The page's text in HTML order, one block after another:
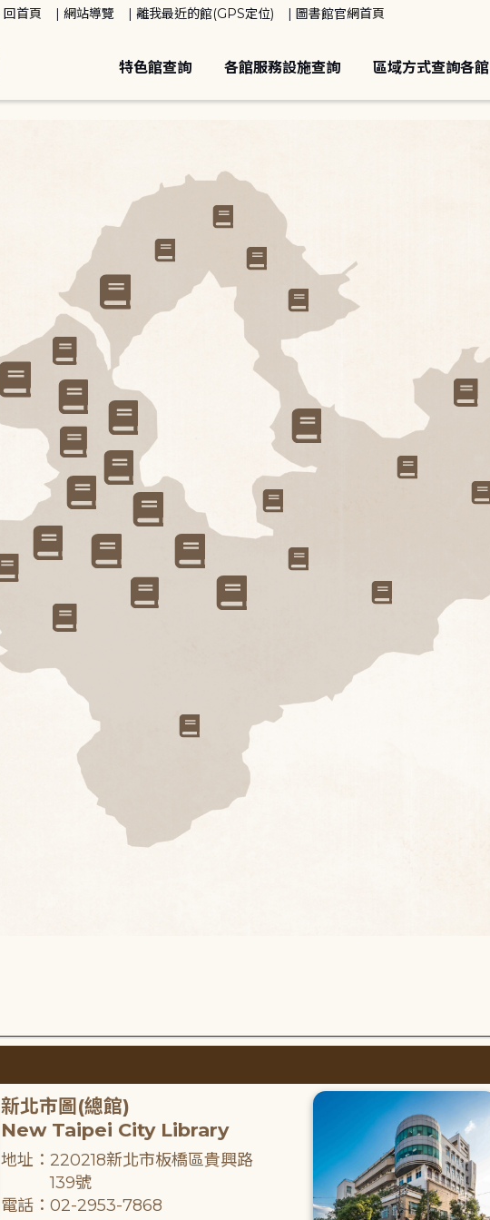
回首頁 網站導覽 離我最近的館(GPS定位) 圖書館官網首頁
特色館查詢 各館服務設施查詢 區域方式查詢各館
新北市圖(總館)
New Taipei City Library
地址：220218新北市板橋區貴興路
139號
電話：02-2953-7868